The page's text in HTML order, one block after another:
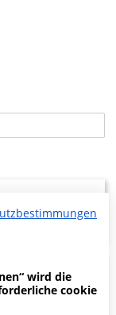
wird die
cookie